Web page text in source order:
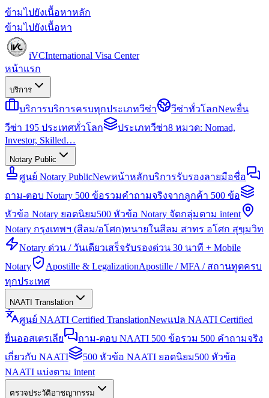
ข้ามไปยังเนื้อหาหลัก
ข้ามไปยังเนื้อหา
iVCInternational Visa Center
หน้าแรก
บริการ
บริการบริการครบทุกประเภทวีซ่า วีซ่าทั่วโลกNewยื่น
วีซ่า 195 ประเทศทั่วโลก
ประเภทวีซ่า8 หมวด: Nomad,
Investor, Skilled…
Notary Public
ศูนย์ Notary PublicNewหน้าหลักบริการรับรองลายมือชื่อ
ถาม-ตอบ Notary 500 ข้อรวมคำถามจริงจากลูกค้า 500 ข้อ
หัวข้อ Notary ยอดนิยม500 หัวข้อ Notary จัดกลุ่มตาม intent
Notary กรุงเทพฯ (สีลม/อโศก)ทนายในสีลม สาทร อโศก สุขุมวิท
Notary ด่วน / วันเดียวเสร็จรับรองด่วน 30 นาที + Mobile
Notary
Apostille & LegalizationApostille / MFA / สถานทูตครบ
ทุกประเทศ
NAATI Translation
ศูนย์ NAATI Certified TranslationNewแปล NAATI Certified
ยื่นออสเตรเลีย
ถาม-ตอบ NAATI 500 ข้อรวม 500 คำถามจริง
เกี่ยวกับ NAATI
500 หัวข้อ NAATI ยอดนิยม500 หัวข้อ
NAATI แบ่งตาม intent
ตรวจประวัติอาชญากรรม